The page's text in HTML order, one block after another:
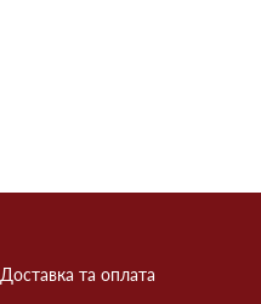
Доставка та оплата